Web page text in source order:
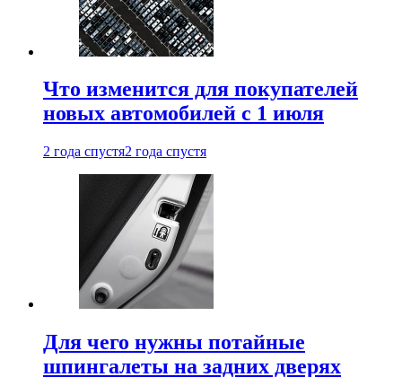
Что изменится для покупателей
новых автомобилей с 1 июля
2 года спустя2 года спустя
Для чего нужны потайные
шпингалеты на задних дверях